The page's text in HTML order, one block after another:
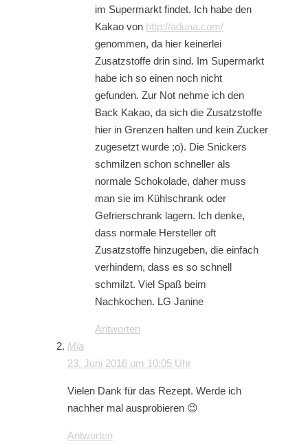
im Supermarkt findet. Ich habe den
Kakao von http://aduna.com/
genommen, da hier keinerlei
Zusatzstoffe drin sind. Im Supermarkt
habe ich so einen noch nicht
gefunden. Zur Not nehme ich den
Back Kakao, da sich die Zusatzstoffe
hier in Grenzen halten und kein Zucker
zugesetzt wurde ;o). Die Snickers
schmilzen schon schneller als
normale Schokolade, daher muss
man sie im Kühlschrank oder
Gefrierschrank lagern. Ich denke,
dass normale Hersteller oft
Zusatzstoffe hinzugeben, die einfach
verhindern, dass es so schnell
schmilzt. Viel Spaß beim
Nachkochen. LG Janine
Antworten
Mia
23. Juni 2016 um 10:05 Uhr
Vielen Dank für das Rezept. Werde ich
nachher mal ausprobieren 😉
Antworten